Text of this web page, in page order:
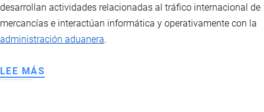
desarrollan actividades relacionadas al tráfico internacional de
mercancías e interactúan informática y operativamente con la
administración aduanera.
LEE MÁS